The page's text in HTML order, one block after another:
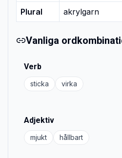
Plural akrylgarn
Vanliga
Verb
sticka virka
Adjektiv
mjukt hållbart